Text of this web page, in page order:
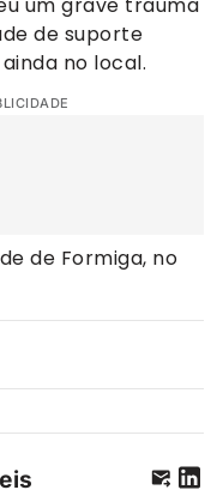
de suporte
no local.
de Formiga, no